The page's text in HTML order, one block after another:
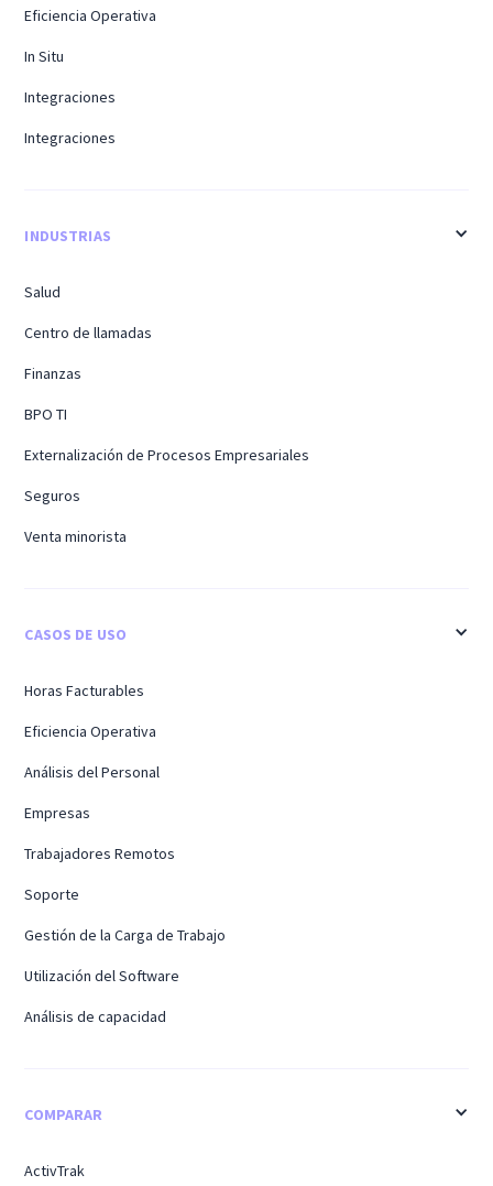
Eficiencia Operativa
In Situ
Integraciones
Integraciones
INDUSTRIAS
Salud
Centro de llamadas
Finanzas
BPO TI
Externalización de Procesos Empresariales
Seguros
Venta minorista
CASOS DE USO
Horas Facturables
Eficiencia Operativa
Análisis del Personal
Empresas
Trabajadores Remotos
Soporte
Gestión de la Carga de Trabajo
Utilización del Software
Análisis de capacidad
COMPARAR
ActivTrak